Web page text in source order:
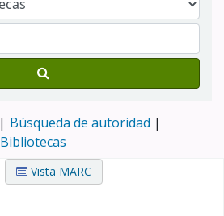
Búsqueda de autoridad
Bibliotecas
Vista MARC